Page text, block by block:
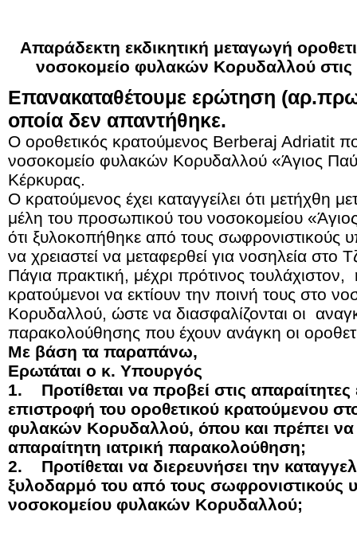
Απαράδεκτη εκδικητική μεταγωγή
νοσοκομείο φυλακών Κορυδαλλού
Επανακαταθέτουμε ερώτηση
οποία δεν απαντήθηκε.
Ο οροθετικός κρατούμενος Berberaj Adriatit
νοσοκομείο φυλακών Κορυδαλλού «Άγιος
Κέρκυρας.
Ο κρατούμενος έχει καταγγείλει ότι μετήχθη
μέλη του προσωπικού του νοσοκομείου
ότι ξυλοκοπήθηκε από τους σωφρονιστικούς
να χρειαστεί να μεταφερθεί για νοσηλεία στο
Πάγια πρακτική, μέχρι πρότινος τουλάχιστον,
κρατούμενοι να εκτίουν την ποινή τους στο
Κορυδαλλού, ώστε να διασφαλίζονται οι
παρακολούθησης που έχουν ανάγκη οι
Με βάση τα παραπάνω,
Ερωτάται ο κ. Υπουργός
1. Προτίθεται να προβεί στις απαραίτητες
επιστροφή του οροθετικού κρατούμενου
φυλακών Κορυδαλλού, όπου και πρέπει να
απαραίτητη ιατρική παρακολούθηση;
2. Προτίθεται να διερευνήσει την
ξυλοδαρμό του από τους σωφρονιστικούς
νοσοκομείου φυλακών Κορυδαλλού;